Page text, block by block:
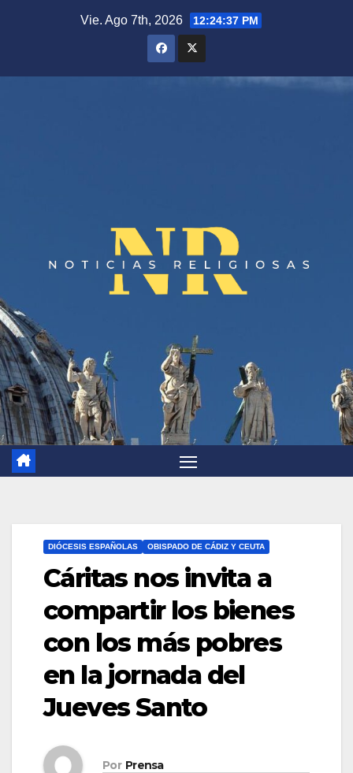
Vie. Ago 7th, 2026 12:24:37 PM
DIÓCESIS ESPAÑOLAS OBISPADO DE CÁDIZ Y CEUTA
Cáritas nos invita a
compartir los bienes
con los más pobres
en la jornada del
Jueves Santo
Por Prensa